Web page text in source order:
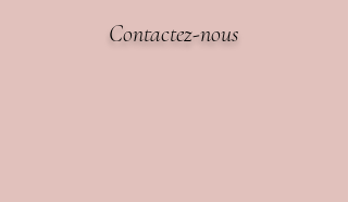
Contactez-nous